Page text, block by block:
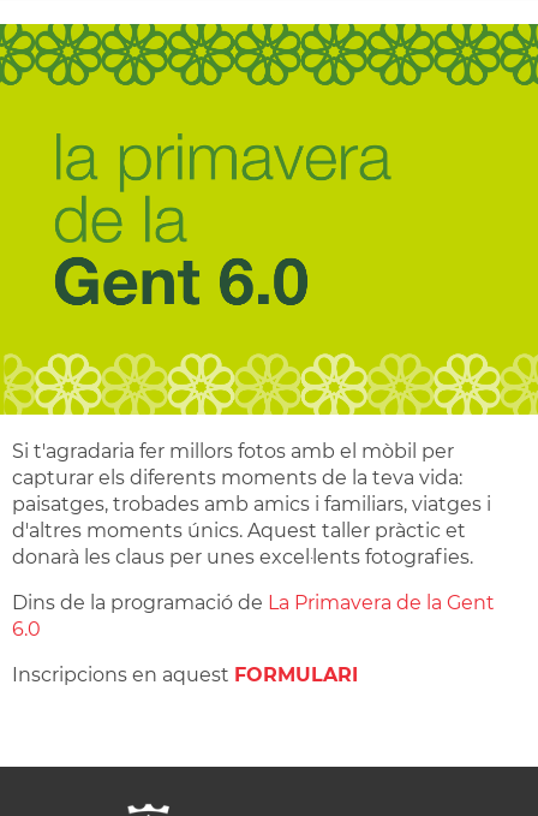
Si t'agradaria fer millors fotos amb el mòbil per
capturar els diferents moments de la teva vida:
paisatges, trobades amb amics i familiars, viatges i
d'altres moments únics. Aquest taller pràctic et
donarà les claus per unes excel·lents fotografies.
Dins de la programació de La Primavera de la Gent
6.0
Inscripcions en aquest FORMULARI